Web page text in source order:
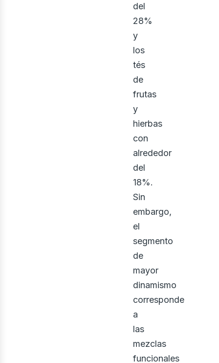
del
28%
y
los
tés
de
frutas
y
hierbas
con
alrededor
del
18%.
Sin
embargo,
el
segmento
de
mayor
dinamismo
corresponde
a
las
mezclas
funcionales